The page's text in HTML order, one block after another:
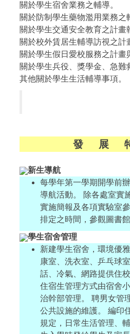
關於學生宿舍業務之輔導。
關於防制學生藥物濫用業務之
關於學生交通安全教育之計畫
關於校外賃居生輔導訪視之計
關於學生假日愛校服務之計畫
關於學生兵役、獎學金、急難
其他關於學生生活輔導事項。
發 展
新生導航
每學年第一學期開學前
導航活動。 除各處室實
實施簡報及各項實驗室
排定之時間，參觀圖書
學生宿舍管理
新建學生宿舍，環境優
康室、洗衣室、乒乓球
話、冷氣、網路提供住
住宿生管理方式由宿舍
治幹部管理。 聘男女管
公共設施的維護。 編印
規定，日常生活管理、